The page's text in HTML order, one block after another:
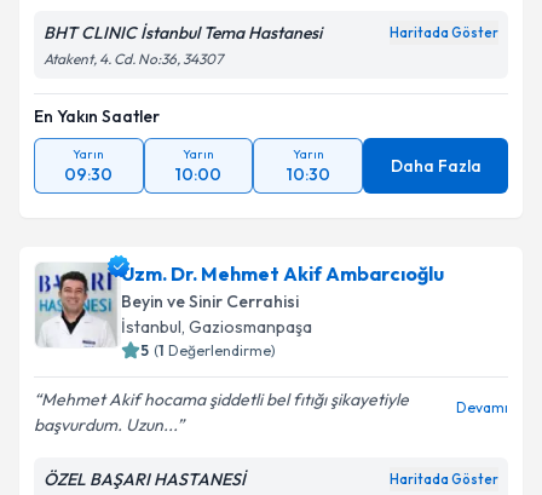
BHT CLINIC İstanbul Tema Hastanesi Haritada Göster
Atakent, 4. Cd. No:36, 34307
En Yakın Saatler
Yarın
09:30
Yarın
10:00
Yarın
10:30 Daha Fazla
Uzm. Dr. Mehmet Akif Ambarcıoğlu
Beyin ve Sinir Cerrahisi
İstanbul, Gaziosmanpaşa
5 (1 Değerlendirme)
Mehmet Akif hocama şiddetli bel fıtığı şikayetiyle
başvurdum. Uzun...
Devamı
ÖZEL BAŞARI HASTANESİ Haritada Göster